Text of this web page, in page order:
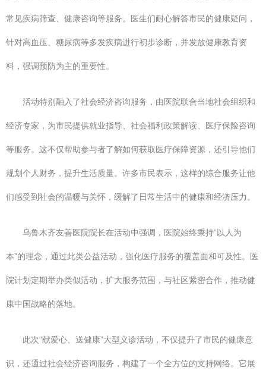
常见疾病筛查、健康咨询等服务。医生们耐心解答市民的健康疑问，
针对高血压、糖尿病等多发疾病进行初步诊断，并发放健康教育资
料，强调预防为主的重要性。
活动特别融入了社会经济咨询服务，由医院联合当地社会组织和
经济专家，为市民提供就业指导、社会福利政策解读、医疗保险咨询
等服务。这不仅帮助参与者了解如何获取医疗保障资源，还引导他们
规划个人财务，提升生活质量。许多市民表示，这样的综合服务让他
们感受到社会的温暖与关怀，缓解了日常生活中的健康和经济压力。
乌鲁木齐友善医院院长在活动中强调，医院始终秉持“以人为
本”的理念，通过此类公益活动，强化医疗服务的覆盖面和可及性。医
院计划定期举办类似活动，扩大服务范围，与社区紧密合作，推动健
康中国战略的落地。
此次“献爱心、送健康”大型义诊活动，不仅提升了市民的健康意
识，还通过社会经济咨询服务，构建了一个全方位的支持网络。它展